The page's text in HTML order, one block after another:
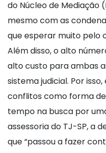
do Núcleo de Mediação
mesmo com as
que esperar muito pelo
Além disso, o alto
alto custo para ambas
sistema judicial. Por
conflitos como forma
tempo na busca por
assessoria do TJ-SP, a
que “passou a fazer